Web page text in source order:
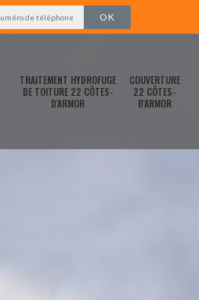
TRAITEMENT HYDROFUGE
DE TOITURE 22 CÔTES-
D'ARMOR
COUVERTURE
22 CÔTES-
D'ARMOR